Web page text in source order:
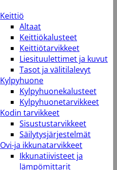
Keittiö
Altaat
Keittiökalusteet
Keittiötarvikkeet
Liesituulettimet ja kuvut
Tasot ja välitilalevyt
Kylpyhuone
Kylpyhuonekalusteet
Kylpyhuonetarvikkeet
Kodin tarvikkeet
Sisustustarvikkeet
Säilytysjärjestelmät
Ovi-ja ikkunatarvikkeet
Ikkunatiivisteet ja
lämpömittarit